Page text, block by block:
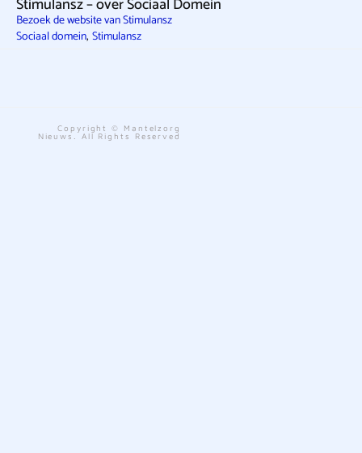
Stimulansz – over Sociaal Domein
Bezoek de website van Stimulansz
Sociaal domein, Stimulansz
Copyright © Mantelzorg
Nieuws. All Rights Reserved